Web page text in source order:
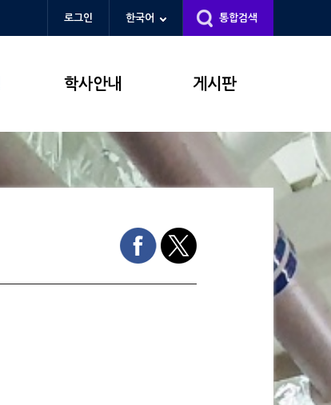
로그인 한국어 통합검색
학사안내 게시판